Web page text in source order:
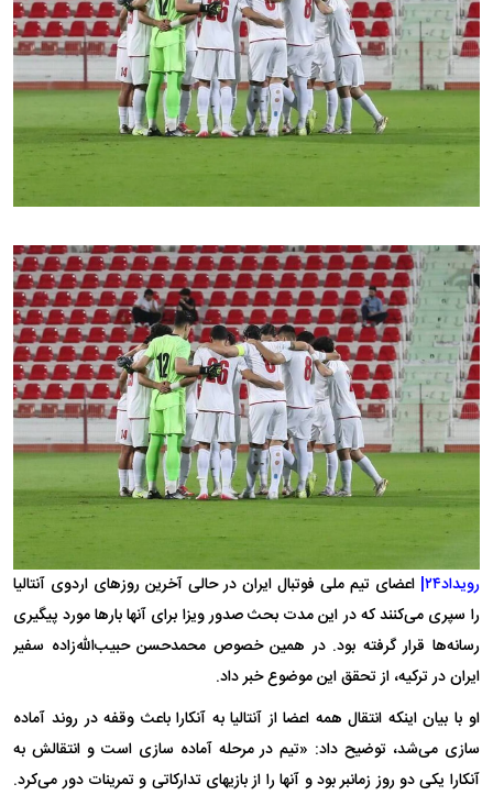
رویداد۲۴|
اعضای تیم ملی فوتبال ایران در حالی آخرین روزهای اردوی آنتالیا
را سپری می‌کنند که در این مدت بحث صدور ویزا برای آنها بارها مورد پیگیری
رسانه‌ها قرار گرفته بود. در همین خصوص محمدحسن حبیب‌الله‌زاده سفیر
ایران در ترکیه، از تحقق این موضوع خبر داد.
او با بیان اینکه انتقال همه اعضا از آنتالیا به آنکارا باعث وقفه در روند آماده
سازی می‌شد، توضیح داد: «تیم در مرحله آماده سازی است و انتقالش به
آنکارا یکی دو روز زمانبر بود و آنها را از بازیهای تدارکاتی و تمرینات دور می‌کرد.